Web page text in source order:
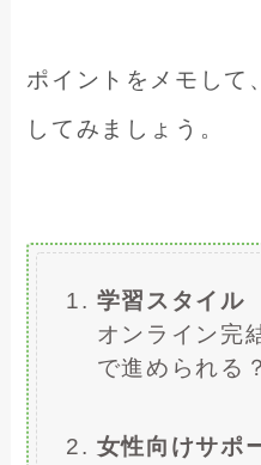
ポイントをメモして
してみましょう。
学習スタイル
オンライン完
で進められる？
女性向けサポ